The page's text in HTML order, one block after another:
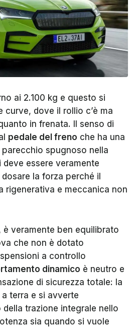
ai 2.100 kg e questo si
curve, dove il rollio c’è ma
in frenata. Il senso di
pedale del freno che ha una
spugnoso nella
essere veramente
la forza perché il
rigenerativa e meccanica non
è veramente ben equilibrato
che non è dotato
a controllo
dinamico è neutro e
di sicurezza totale: la
terra e si avverte
trazione integrale nello
sia quando si vuole